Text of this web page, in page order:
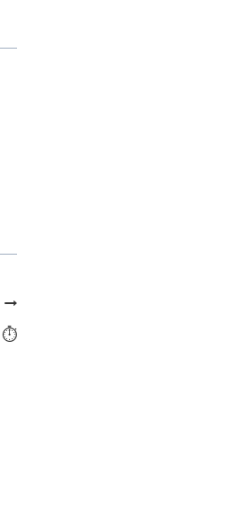
لو عايز تتكلم هولندي بطلاقة: اتعلم صيغة السؤال في أقل من 10 دقايق ⏱️